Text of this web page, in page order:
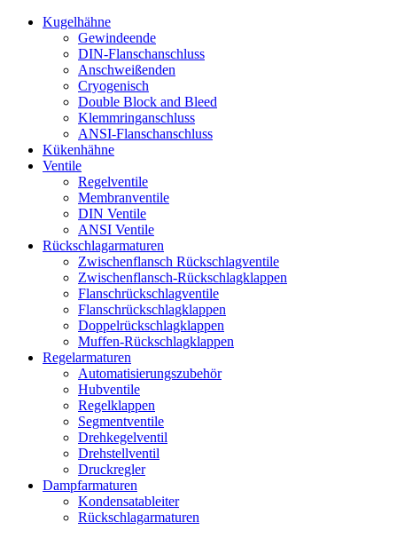
Kugelhähne
Gewindeende
DIN-Flanschanschluss
Anschweißenden
Cryogenisch
Double Block and Bleed
Klemmringanschluss
ANSI-Flanschanschluss
Kükenhähne
Ventile
Regelventile
Membranventile
DIN Ventile
ANSI Ventile
Rückschlag­armaturen
Zwischenflansch Rückschlagventile
Zwischenflansch-Rückschlagklappen
Flanschrückschlagventile
Flanschrückschlagklappen
Doppelrückschlagklappen
Muffen-Rückschlagklappen
Regelarmaturen
Automatisierungszubehör
Hubventile
Regelklappen
Segmentventile
Drehkegelventil
Drehstellventil
Druckregler
Dampfarmaturen
Kondensatableiter
Rückschlagarmaturen